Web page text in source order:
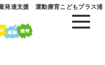
発達支援 運動療育こどもプラス浦